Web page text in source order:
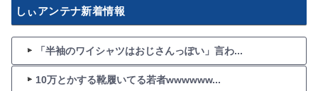
しぃアンテナ新着情報
「半袖のワイシャツはおじさんっぽい」言わ...
10万とかする靴履いてる若者wwwwww...